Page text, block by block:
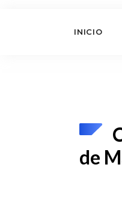
INICIO
de